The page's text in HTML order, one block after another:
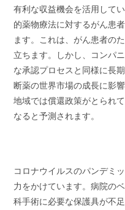
有利な収益機会を活用して
的薬物療法に対するがん患
ます。これは、がん患者の
立ちます。しかし、コンパ
な承認プロセスと同様に長
断薬の世界市場の成長に影
地域では償還政策がとられ
なると予測されます。
コロナウイルスのパンデミ
力をかけています。病院の
科手術に必要な保護具が不